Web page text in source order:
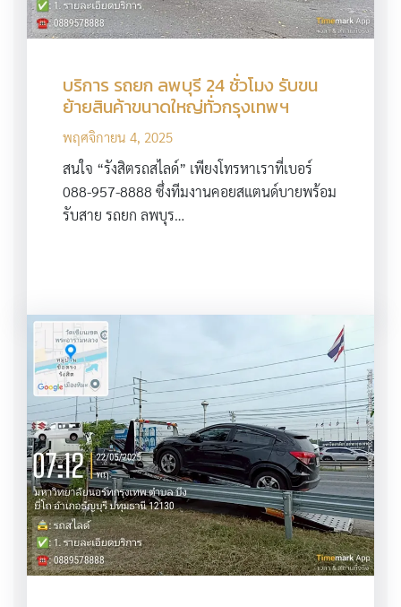
บริการ รถยก ลพบุรี 24 ชั่วโมง รับขน
ย้ายสินค้าขนาดใหญ่ทั่วกรุงเทพฯ
พฤศจิกายน 4, 2025
สนใจ “รังสิตรถสไลด์” เพียงโทรหาเราที่เบอร์
088-957-8888 ซึ่งทีมงานคอยสแตนด์บายพร้อม
รับสาย รถยก ลพบุร…